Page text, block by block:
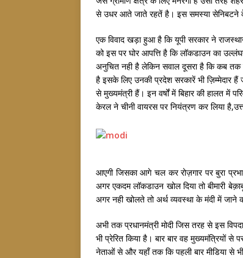
से उधर आते जाते रहतें है। इस समस्या सेनिबटने के
एक विवाद खड़ा हुआ है कि यूपी सरकार ने
को इस पर घोर आपत्ति है कि लॉकडाउन का
अनुचित नही है लेकिन सवाल दूसरा है कि कब तक
है इसके लिए उनकी प्रदेश सरकारें भी ज़िम्मेदार
से मुख्यमंत्री हैं। इन वर्षों में बिहार की हालत में
केरल ने चीनी वायरस पर नियंत्रण कर लिया
आएगी जिसका आगे चल कर रोज़गार पर बुरा
अगर एकदम लॉकडाउन खोल दिया तो बीमारी
अगर नही खोलते तो अर्थ व्यवस्था के मंदी में जाने
अभी तक प्रधानमंत्री मोदी जिस तरह से इस
भी प्रेरित किया है। बार बार वह मुख्यमंत्रियों से
नेताओं से और यहाँ तक कि पहली बार मीडिया से